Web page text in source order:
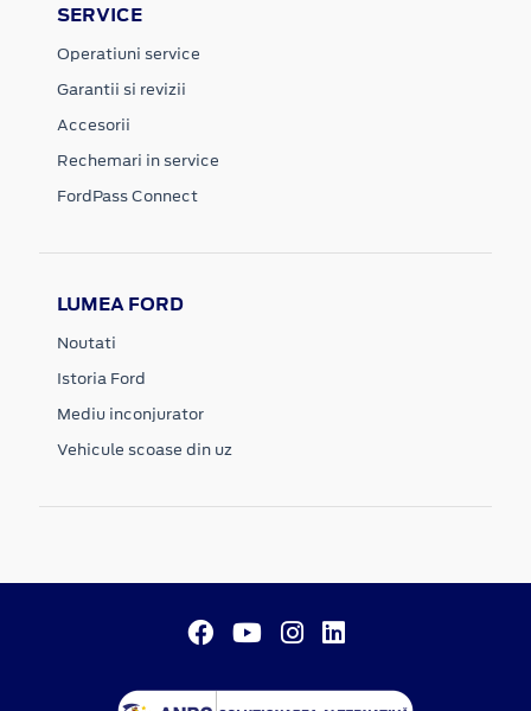
SERVICE
Operatiuni service
Garantii si revizii
Accesorii
Rechemari in service
FordPass Connect
LUMEA FORD
Noutati
Istoria Ford
Mediu inconjurator
Vehicule scoase din uz